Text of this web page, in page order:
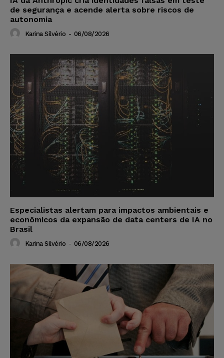
de segurança e acende alerta sobre riscos de
autonomia
Karina Silvério - 06/08/2026
Especialistas alertam para impactos ambientais e
econômicos da expansão de data centers de IA no
Brasil
Karina Silvério - 06/08/2026